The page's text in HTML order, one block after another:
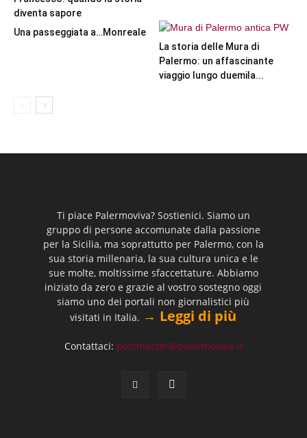
diventa sapore
Una passeggiata a…Monreale
La storia delle Mura di
Palermo: un affascinante
viaggio lungo duemila...
Ti piace Palermoviva? Sostienici. Siamo un
gruppo di persone accomunate dalla passione
per la Sicilia, ma soprattutto per Palermo, con la
sua storia millenaria, la sua cultura unica e le
sue molte, moltissime sfaccettature. Abbiamo
iniziato da zero e grazie al vostro sostegno oggi
siamo uno dei portali non giornalistici più
visitati in Italia. → Leggi di più
Contattaci: postmaster@palermoviva.it